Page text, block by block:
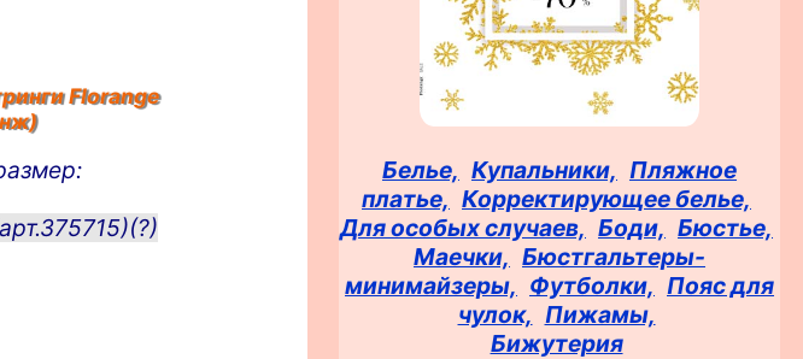
Florange
(?)
Белье, Купальники, Пляжное
платье, Корректирующее белье,
Для особых случаев, Боди, Бюстье,
Маечки, Бюстгальтеры-
минимайзеры, Футболки, Пояс для
чулок, Пижамы,
Бижутерия